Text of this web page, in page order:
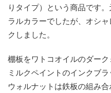
りタイプ）という商品です
ラルカラーでしたが、オシ
クしました。
棚板をワトコオイルのダー
ミルクペイントのインクブ
ウォルナットは鉄板の組み